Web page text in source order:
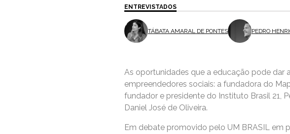
ENTREVISTADOS
TÁBATA AMARAL DE PONTES PEDRO
As oportunidades que a educação pode dar
empreendedores sociais: a fundadora do
fundador e presidente do Instituto Brasil 21,
Daniel José de Oliveira.
Em debate promovido pelo UM BRASIL em